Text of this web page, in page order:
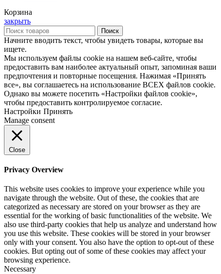
Корзина
закрыть
Поиск
Начните вводить текст, чтобы увидеть товары, которые вы
ищете.
Мы используем файлы cookie на нашем веб-сайте, чтобы
предоставить вам наиболее актуальный опыт, запоминая ваши
предпочтения и повторные посещения. Нажимая «Принять
все», вы соглашаетесь на использование ВСЕХ файлов cookie.
Однако вы можете посетить «Настройки файлов cookie»,
чтобы предоставить контролируемое согласие.
Настройки Принять
Manage consent
Close
Privacy Overview
This website uses cookies to improve your experience while you
navigate through the website. Out of these, the cookies that are
categorized as necessary are stored on your browser as they are
essential for the working of basic functionalities of the website. We
also use third-party cookies that help us analyze and understand how
you use this website. These cookies will be stored in your browser
only with your consent. You also have the option to opt-out of these
cookies. But opting out of some of these cookies may affect your
browsing experience.
Necessary